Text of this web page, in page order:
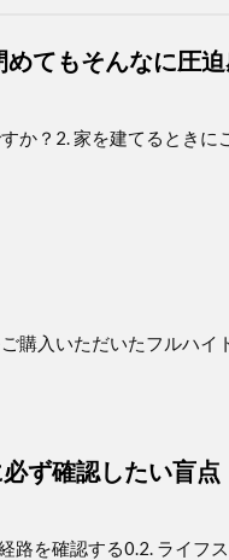
てもそんなに圧
か？2. 家を建てるとき
購入いただいたフルハイ
ず確認したい盲点
路を確認する0.2. ライフ